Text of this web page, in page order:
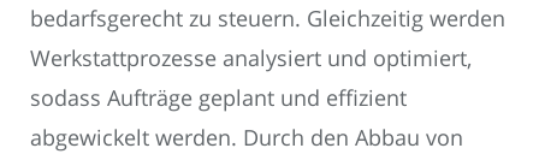
bedarfsgerecht zu steuern. Gleichzeitig werden
Werkstattprozesse analysiert und optimiert,
sodass Aufträge geplant und effizient
abgewickelt werden. Durch den Abbau von